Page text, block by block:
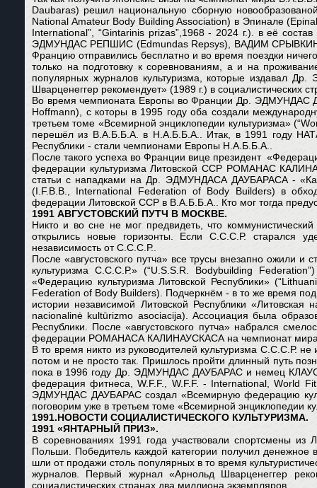
Daubaras) решил национальную сборную
National Amateur Body Building Association) в Эпинале
International”, “Gintarinis prizas”,1968 - 2024 г.). в её
ЭДМУНДАС РЕПШИС (Edmundas Repsys), ВАДИМ СРЫВКИН и
Францию отправились бесплатно и во время поездки
только на подготовку к соревнованиям, а и на
популярных журналов культуризма, которые издавал
Шварценеггер рекомендует» (1989 г.) в социалистических
Во время чемпионата Европы во Франции Др.
Hoffmann), с которы в 1995 году оба создали
третьем томе «Всемирной энциклопедии культуризма»
перешёл из В.А.Б.Б.А. в Н.А.Б.Б.А.. Итак, в 1991 году
Республики - стали чемпионами Европы Н.А.Б.Б.А..
После такого успеха во Франции вице президент
федерации культуризма Литовской ССР РОМАНАС
статьи с нападками на Др. ЭДМУНДАСА ДАУБАРАСА -
(I.F.B.B., International Federation of Body Builders) в
федерации Литовской ССР в В.А.Б.Б.А.. Кто мог тогда
1991 АВГУСТОВСКИЙ ПУТЧ В МОСКВЕ.
Никто и во сне не мог предвидеть, что
открылись новые горизонты. Если С.С.С.Р. старался
независимость от С.С.С.Р..
После «августовского путча» все трусы внезапно ожили
культуризма С.С.С.Р.» (“U.S.S.R. Bodybuilding
«Федерацию культуризма Литовской Республики»
Federation of Body Builders). Подчеркнём - в то же время
истории независимой Литовской Республики
nacionalinė kultūrizmo asociacija). Ассоциация была
Республики. После «августовского путча» набрался
федерации РОМАНАСА КАЛИНАУСКАСА на чемпионат мира
В то время никто из руководителей культуризма С.С.С.Р.
потом и не просто так. Пришлось пройти длинный путь
пока в 1996 году Др. ЭДМУНДАС ДАУБАРАС и немец
федерация фитнеса, W.F.F., W.F.F. - International, World
ЭДМУНДАС ДАУБАРАС создал «Всемирную федерацию
поговорим уже в третьем томе «Всемирной энциклопедии
1991.НОВОСТИ СОЦИАЛИСТИЧЕСКОГО КУЛЬТУРИЗМА.
1991 «ЯНТАРНЫЙ ПРИЗ».
В соревнованиях 1991 года участвовали спортсмены
Польши. Победитель каждой категории получил денежное
шли от продажи столь популярных в то время
журналов. Первый журнал «Арнольд Шварценеггер
социалистических странах два миллиона экземпляров.